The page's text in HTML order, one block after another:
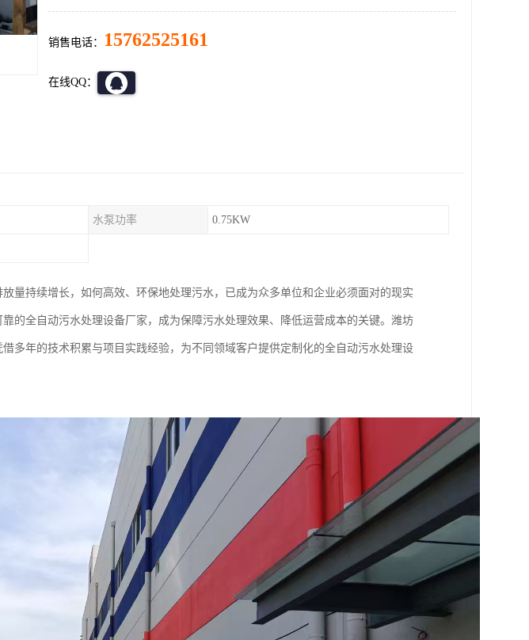
销售电话： 15762525161
在线QQ：
水泵功率 0.75KW
量持续增长，如何高效、环保地处理污水，已成为众多单位和企业必须面对的现实
的全自动污水处理设备厂家，成为保障污水处理效果、降低运营成本的关键。潍坊
多年的技术积累与项目实践经验，为不同领域客户提供定制化的全自动污水处理设